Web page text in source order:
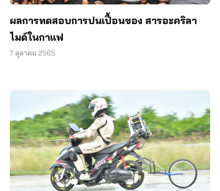
ผลการทดสอบการปนเปื้อนของ สารอะคริลา
ไมด์ในกาแฟ
7 ตุลาคม 2565